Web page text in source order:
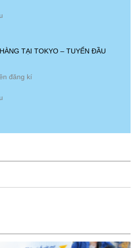
TẠI TOKYO – TUYỂN ĐẦU
đăng kí